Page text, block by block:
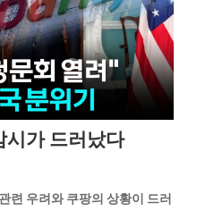
시가 드러났다
련 우려와 쿠팡의 상황이 드러